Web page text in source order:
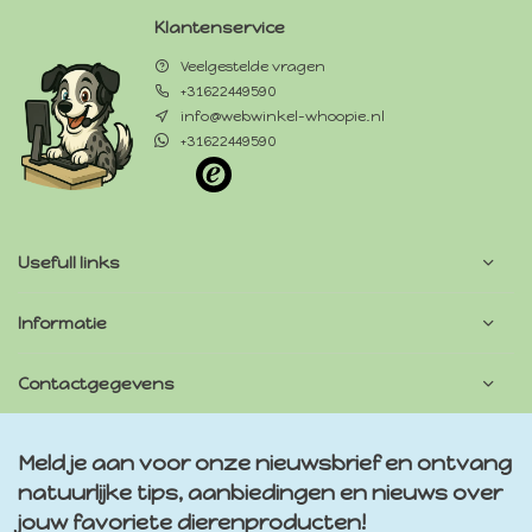
Klantenservice
Veelgestelde vragen
+31622449590
info@webwinkel-whoopie.nl
+31622449590
Usefull links
Informatie
Contactgegevens
Meld je aan voor onze nieuwsbrief en ontvang
natuurlijke tips, aanbiedingen en nieuws over
jouw favoriete dierenproducten!